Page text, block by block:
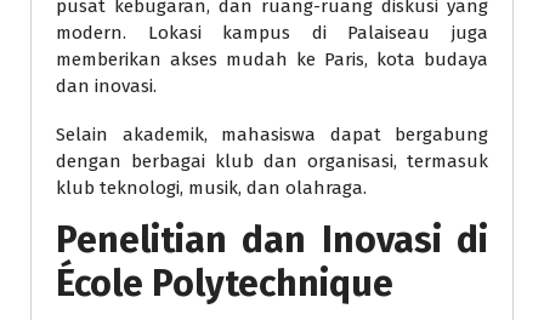
pusat kebugaran, dan ruang-ruang diskusi yang
modern. Lokasi kampus di Palaiseau juga
memberikan akses mudah ke Paris, kota budaya
dan inovasi.
Selain akademik, mahasiswa dapat bergabung
dengan berbagai klub dan organisasi, termasuk
klub teknologi, musik, dan olahraga.
Penelitian dan Inovasi di
École Polytechnique